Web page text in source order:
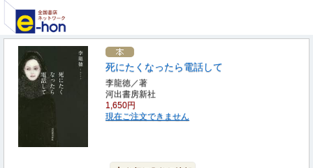
死にたくなったら電話して
李龍徳／著
河出書房新社
1,650円
現在ご注文できません